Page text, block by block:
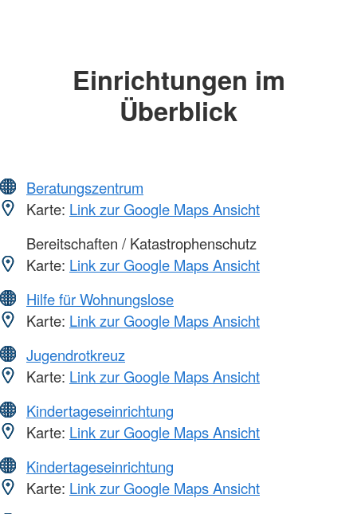
Einrichtungen im
Überblick
Beratungszentrum
Karte: Link zur Google Maps Ansicht
Bereitschaften / Katastrophenschutz
Karte: Link zur Google Maps Ansicht
Hilfe für Wohnungslose
Karte: Link zur Google Maps Ansicht
Jugendrotkreuz
Karte: Link zur Google Maps Ansicht
Kindertageseinrichtung
Karte: Link zur Google Maps Ansicht
Kindertageseinrichtung
Karte: Link zur Google Maps Ansicht